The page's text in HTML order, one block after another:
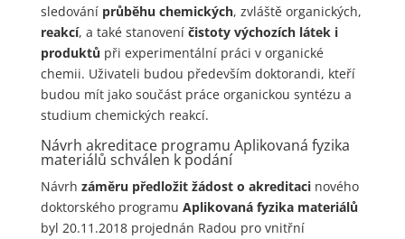
sledování průběhu chemických, zvláště organických,
reakcí, a také stanovení čistoty výchozích látek i
produktů při experimentální práci v organické
chemii. Uživateli budou především doktorandi, kteří
budou mít jako součást práce organickou syntézu a
studium chemických reakcí.
Návrh akreditace programu Aplikovaná fyzika
materiálů schválen k podání
Návrh záměru předložit žádost o akreditacinového
doktorského programu Aplikovaná fyzika materiálů
byl 20.11.2018 projednán Radou pro vnitřní